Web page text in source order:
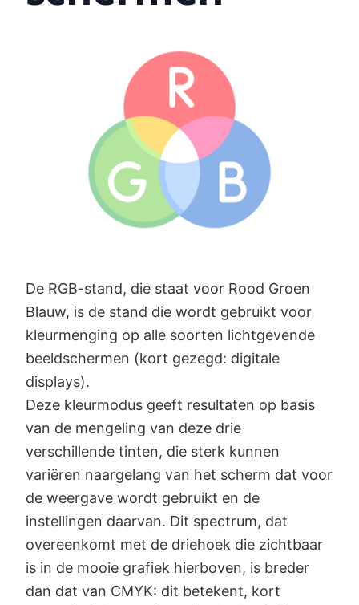
De RGB-stand, die staat voor Rood Groen
Blauw, is de stand die wordt gebruikt voor
kleurmenging op alle soorten lichtgevende
beeldschermen (kort gezegd: digitale
displays).
Deze kleurmodus geeft resultaten op basis
van de mengeling van deze drie
verschillende tinten, die sterk kunnen
variëren naargelang van het scherm dat voor
de weergave wordt gebruikt en de
instellingen daarvan. Dit spectrum, dat
overeenkomt met de driehoek die zichtbaar
is in de mooie grafiek hierboven, is breder
dan dat van CMYK: dit betekent, kort